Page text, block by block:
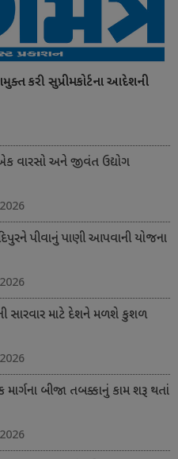
કરી સુપ્રીમકોર્ટના આદેશની
વારસો અને જીવંત ઉદ્યોગ
પીવાનું પાણી આપવાની યોજના
સારવાર માટે દેશને મળશે કુશળ
બીજા તબક્કાનું કામ શરૂ થતાં